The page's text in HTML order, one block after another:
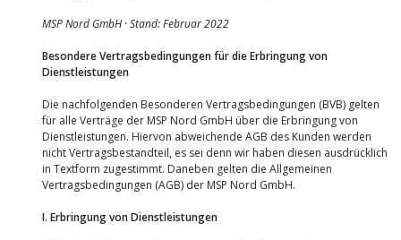
MSP Nord GmbH · Stand: Februar 2022
Besondere Vertragsbedingungen für die Erbringung von
Dienstleistungen
Die nachfolgenden Besonderen Vertragsbedingungen (BVB) gelten
für alle Verträge der MSP Nord GmbH über die Erbringung von
Dienstleistungen. Hiervon abweichende AGB des Kunden werden
nicht Vertragsbestandteil, es sei denn wir haben diesen ausdrücklich
in Textform zugestimmt. Daneben gelten die Allgemeinen
Vertragsbedingungen (AGB) der MSP Nord GmbH.
I. Erbringung von Dienstleistungen